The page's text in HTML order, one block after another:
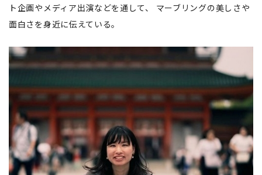
ト企画やメディア出演などを通して、 マーブリングの美しさや
面白さを身近に伝えている。